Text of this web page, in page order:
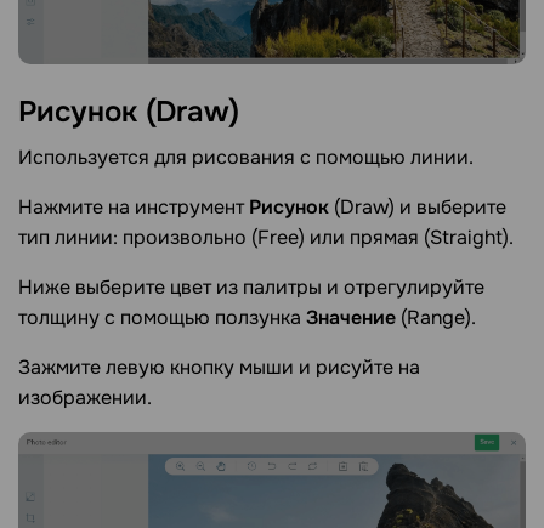
Рисунок (Draw)
Используется для рисования с помощью линии.
Нажмите на инструментРисунок (Draw) и выберите
тип линии: произвольно (Free) или прямая (Straight).
Ниже выберите цвет из палитры и отрегулируйте
толщину с помощью ползунка Значение (Range).
Зажмите левую кнопку мыши и рисуйте на
изображении.